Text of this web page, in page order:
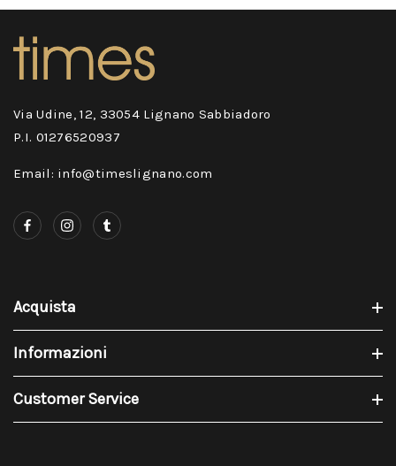
Via Udine, 12, 33054 Lignano Sabbiadoro
P.I. 01276520937
Email: info@timeslignano.com
Acquista
Informazioni
Customer Service